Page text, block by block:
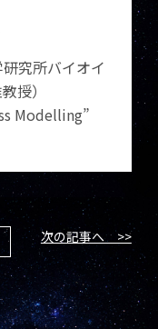
究所バイオイ
授）
Modelling”
次の記事へ >>